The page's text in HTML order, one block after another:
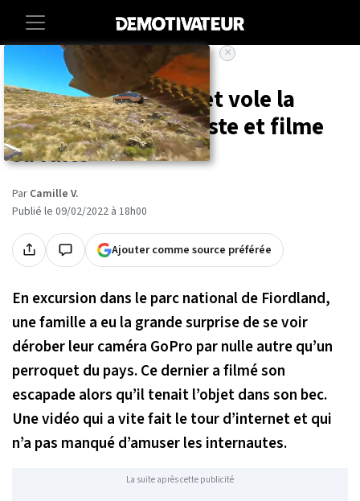
Animaux
Vidéo : un perroquet vole la
caméra d'une touriste et filme
sa fuite
Par Camille V.
Publié le 09/02/2022 à 18h00
Ajouter comme source préférée
×
En excursion dans le parc national de Fiordland,
une famille a eu la grande surprise de se voir
dérober leur caméra GoPro par nulle autre qu’un
perroquet du pays. Ce dernier a filmé son
escapade alors qu’il tenait l’objet dans son bec.
Une vidéo qui a vite fait le tour d’internet et qui
n’a pas manqué d’amuser les internautes.
La suite après cette publicité